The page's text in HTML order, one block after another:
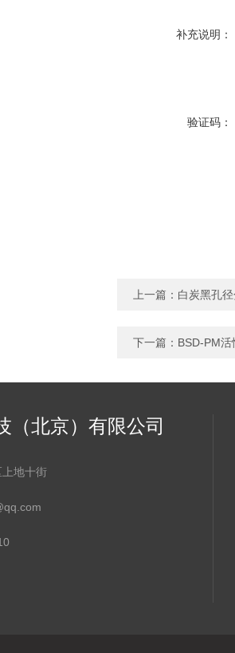
补充说明：
验证码：
上一篇： 白炭黑孔
下一篇： BSD-PM
（北京）有限公司
地十街